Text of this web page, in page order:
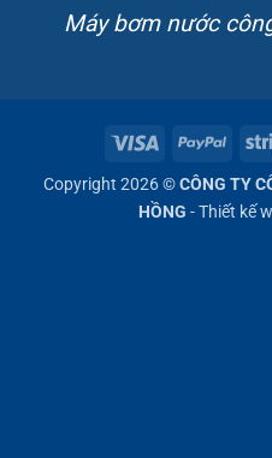
Máy bơm nước
Visa
Copyright 2026 ©CÔNG TY
HỒNG - Thiết kế